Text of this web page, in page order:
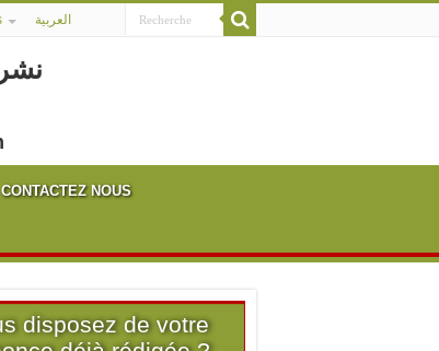
العربية
CONTACTEZ NOUS
disposez de votre